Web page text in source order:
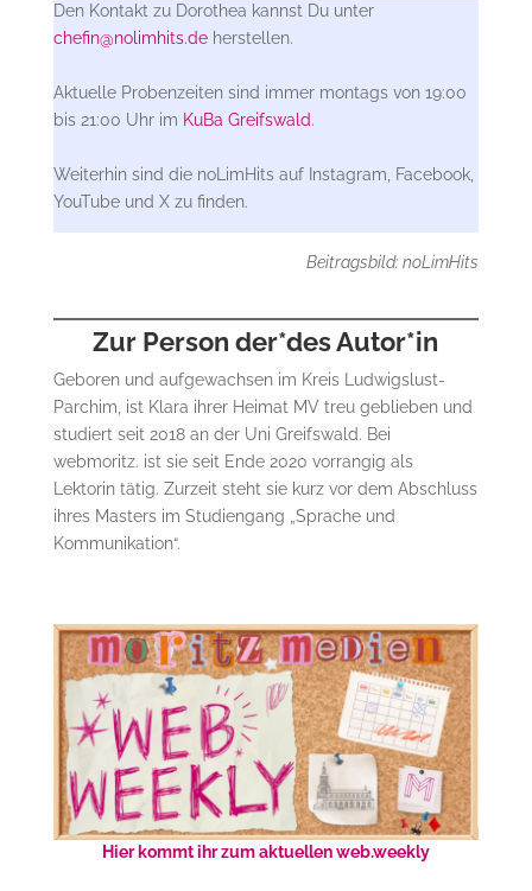
Den Kontakt zu Dorothea kannst Du unter
chefin@nolimhits.deherstellen.
Aktuelle Probenzeiten sind immer montags von 19:00
bis 21:00 Uhr im KuBa Greifswald.
Weiterhin sind die noLimHits auf Instagram, Facebook,
YouTube und X zu finden.
Beitragsbild: noLimHits
Zur Person der*des Autor*in
Geboren und aufgewachsen im Kreis Ludwigslust-
Parchim, ist Klara ihrer Heimat MV treu geblieben und
studiert seit 2018 an der Uni Greifswald. Bei
webmoritz. ist sie seit Ende 2020 vorrangig als
Lektorin tätig. Zurzeit steht sie kurz vor dem Abschluss
ihres Masters im Studiengang „Sprache und
Kommunikation“.
Hier kommt ihr zum aktuellen web.weekly